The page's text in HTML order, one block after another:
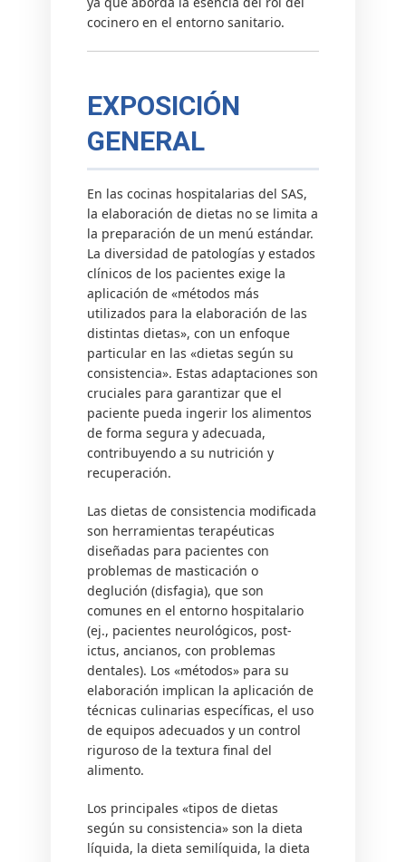
cocinero en el entorno sanitario.
EXPOSICIÓN
GENERAL
En las cocinas hospitalarias del SAS,
la elaboración de dietas no se limita a
la preparación de un menú estándar.
La diversidad de patologías y estados
clínicos de los pacientes exige la
aplicación de «métodos más
utilizados para la elaboración de las
distintas dietas», con un enfoque
particular en las «dietas según su
consistencia». Estas adaptaciones son
cruciales para garantizar que el
paciente pueda ingerir los alimentos
de forma segura y adecuada,
contribuyendo a su nutrición y
recuperación.
Las dietas de consistencia modificada
son herramientas terapéuticas
diseñadas para pacientes con
problemas de masticación o
deglución (disfagia), que son
comunes en el entorno hospitalario
(ej., pacientes neurológicos, post-
ictus, ancianos, con problemas
dentales). Los «métodos» para su
elaboración implican la aplicación de
técnicas culinarias específicas, el uso
de equipos adecuados y un control
riguroso de la textura final del
alimento.
Los principales «tipos de dietas
según su consistencia» son la dieta
líquida, la dieta semilíquida, la dieta